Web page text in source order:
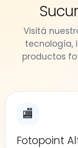
Visitá
tecnología,
productos
🏬
Fotopoint